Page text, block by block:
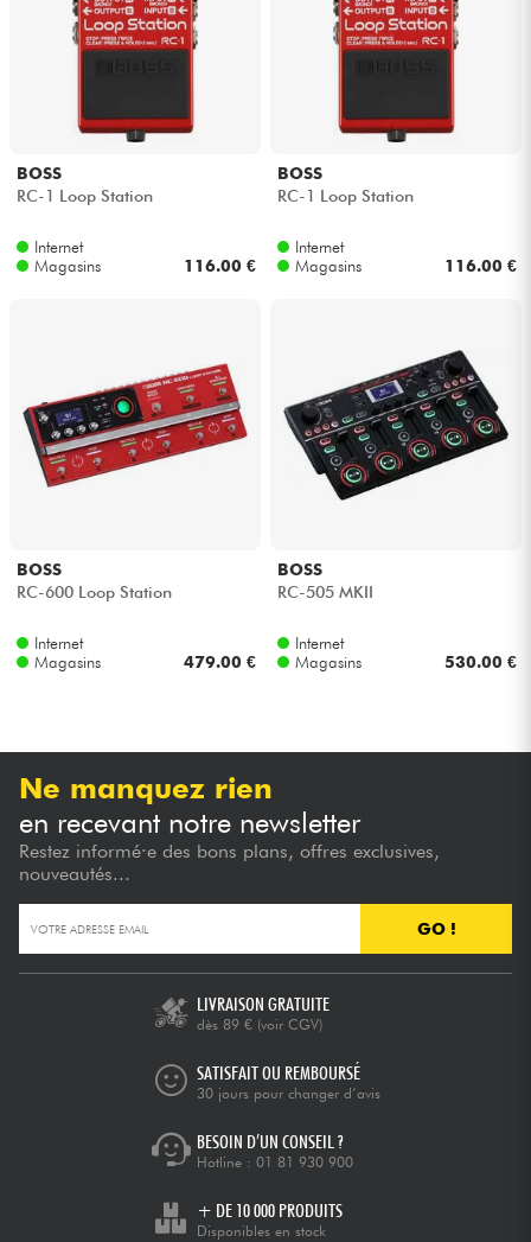
BOSS
RC-1 Loop Station
Internet
Magasins
116.00 €
BOSS
RC-1 Loop Station
Internet
Magasins
116.00 €
BOSS
RC-600 Loop Station
Internet
Magasins
479.00 €
BOSS
RC-505 MKII
Internet
Magasins
530.00 €
Ne manquez rien
en recevant notre newsletter
Restez informé·e des bons plans, offres exclusives,
nouveautés...
GO !
LIVRAISON GRATUITE
dès 89 € (voir CGV)
SATISFAIT OU REMBOURSÉ
30 jours pour changer d’avis
BESOIN D’UN CONSEIL ?
Hotline : 01 81 930 900
+ DE 10 000 PRODUITS
Disponibles en stock